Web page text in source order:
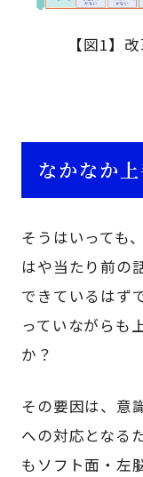
【図1】
なかなか
そうはいっても
はや当たり前の
できているはず
っていながらも
か？
その要因は、意
への対応となる
もソフト面・左